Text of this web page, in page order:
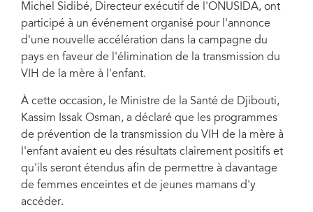
À cette occasion, le Ministre de la Santé de Djibouti, Kassim Issak Osman, a
Michel Sidibé, Directeur exécutif de l'ONUSIDA, ont
participé à un événement organisé pour l'annonce
d'une nouvelle accélération dans la campagne du
pays en faveur de l'élimination de la transmission du
VIH de la mère à l'enfant.
À cette occasion, le Ministre de la Santé de Djibouti,
Kassim Issak Osman, a déclaré que les programmes
de prévention de la transmission du VIH de la mère à
l'enfant avaient eu des résultats clairement positifs et
qu'ils seront étendus afin de permettre à davantage
de femmes enceintes et de jeunes mamans d'y
accéder.